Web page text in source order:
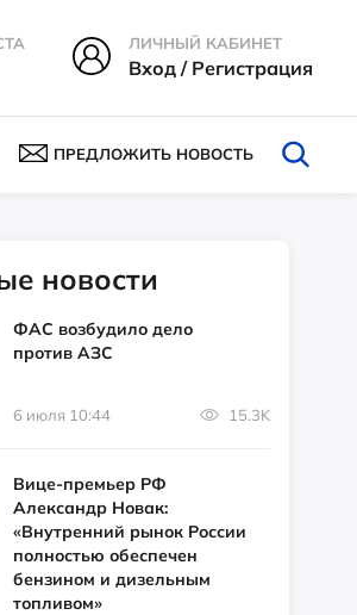
ЛИЧНЫЙ КАБИНЕТ
Вход / Регистрация
ПРЕДЛОЖИТЬ НОВОСТЬ
новости
ФАС возбудило дело
против АЗС
6 июля 10:44 15.3K
Вице-премьер РФ
Александр Новак:
«Внутренний рынок России
полностью обеспечен
бензином и дизельным
топливом»